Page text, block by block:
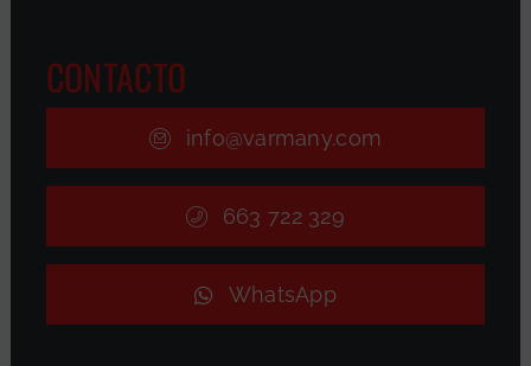
CONTACTO
info@varmany.com
663 722 329
WhatsApp